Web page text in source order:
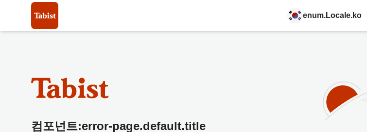
enum.Locale.ko
컴포넌트:error-page.default.title